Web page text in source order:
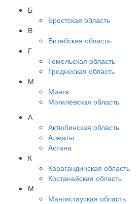
Б
Брестская область
В
Витебская область
Г
Гомельская область
Гроднеская область
М
Минск
Могилёвская область
А
Актюбинская область
Алматы
Астана
К
Карагандинская область
Костанайская область
М
Мангистауская область